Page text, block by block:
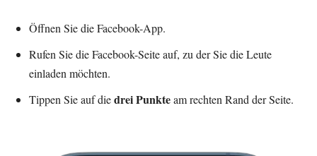
Öffnen Sie die Facebook-App.
Rufen Sie die Facebook-Seite auf, zu der Sie die Leute
einladen möchten.
Tippen Sie auf diedrei Punkteam rechten Rand der Seite.